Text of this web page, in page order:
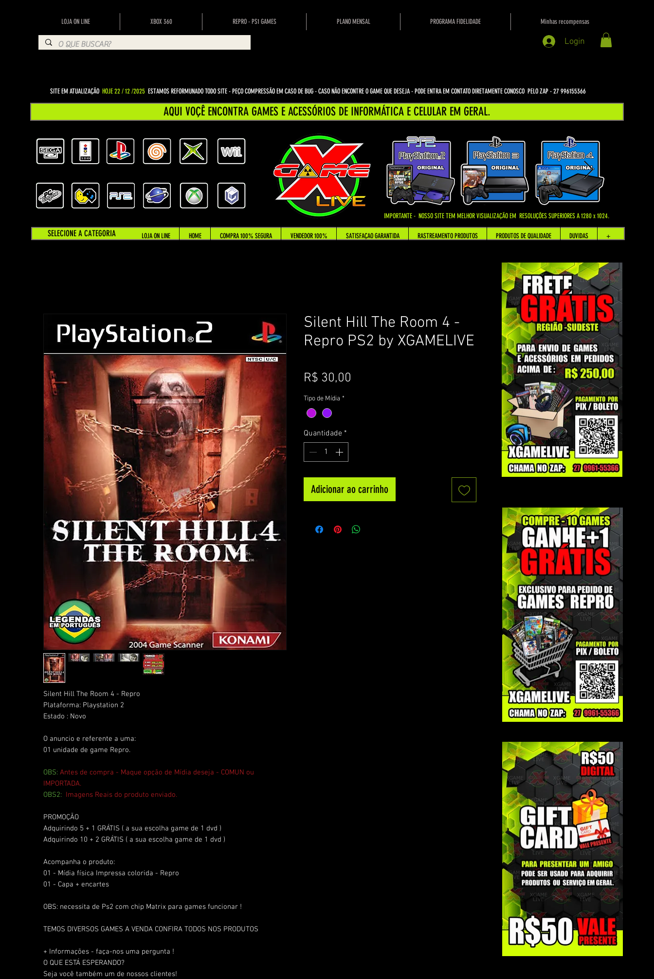
LOJA ON LINE XBOX 360 REPRO - PS1 GAMES PLANO MENSAL PROGRAMA FIDELIDADE Minhas recompensas
Login
Silent Hill The Room 4 - Repro
Plataforma: Playstation 2
Estado : Novo
O anuncio e referente a uma:
01 unidade de game Repro.
OBS: Antes de compra - Maque opção de Mídia deseja - COMUN ou
IMPORTADA.
OBS2: Imagens Reais do produto enviado.
PROMOÇÃO
Adquirindo 5 + 1 GRÁTIS ( a sua escolha game de 1 dvd )
Adquirindo 10 + 2 GRÁTIS ( a sua escolha game de 1 dvd )
Acompanha o produto:
01 - Mídia física Impressa colorida - Repro
01 - Capa + encartes
OBS: necessita de Ps2 com chip Matrix para games funcionar !
TEMOS DIVERSOS GAMES A VENDA CONFIRA TODOS NOS PRODUTOS
+ Informações - faça-nos uma pergunta !
O QUE ESTÁ ESPERANDO?
Seja você também um de nossos clientes!
Silent Hill The Room 4 -
Repro PS2 by XGAMELIVE
R$ 30,00
Tipo de Mídia *
Quantidade *
Adicionar ao carrinho
SELECIONE A CATEGORIA
IMPORTANTE - NOSSO SITE TEM MELHOR VISUALIZAÇÃO EM RESOLUÇÕES SUPERIORES A 1280 x 1024.
AQUI VOÇÊ ENCONTRA GAMES E ACESSÓRIOS DE INFORMÁTICA E CELULAR EM GERAL.
SITE EM ATUALIZAÇÃO HOJE 22 / 12 /2025 ESTAMOS REFORMUNADO TODO SITE - PEÇO COMPRESSÃO EM CASO DE BUG- CASO NÃO ENCONTRE O GAME QUE DESEJA - PODE ENTRA EM CONTATO DIRETAMENTE CONOSCO PELO ZAP - 27 996155366
LOJA ON LINE HOME COMPRA 100% SEGURA VENDEDOR 100% SATISFAÇAO GARANTIDA RASTREAMENTO PRODUTOS PRODUTOS DE QUALIDADE DUVIDAS +